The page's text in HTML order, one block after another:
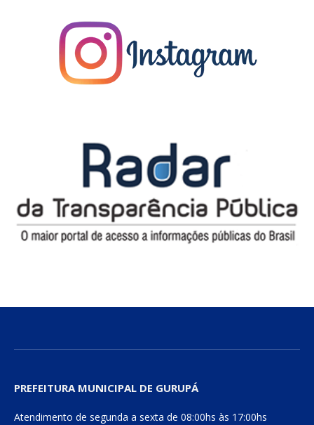
PREFEITURA MUNICIPAL DE GURUPÁ
Atendimento de segunda a sexta de 08:00hs às 17:00hs